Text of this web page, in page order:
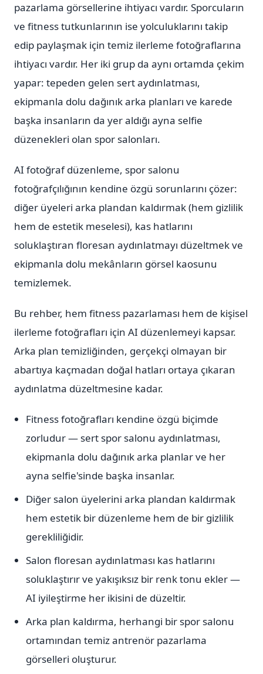
pazarlama görsellerine ihtiyacı vardır. Sporcuların
ve fitness tutkunlarının ise yolculuklarını takip
edip paylaşmak için temiz ilerleme fotoğraflarına
ihtiyacı vardır. Her iki grup da aynı ortamda çekim
yapar: tepeden gelen sert aydınlatması,
ekipmanla dolu dağınık arka planları ve karede
başka insanların da yer aldığı ayna selfie
düzenekleri olan spor salonları.
AI fotoğraf düzenleme, spor salonu
fotoğrafçılığının kendine özgü sorunlarını çözer:
diğer üyeleri arka plandan kaldırmak (hem gizlilik
hem de estetik meselesi), kas hatlarını
soluklaştıran floresan aydınlatmayı düzeltmek ve
ekipmanla dolu mekânların görsel kaosunu
temizlemek.
Bu rehber, hem fitness pazarlaması hem de kişisel
ilerleme fotoğrafları için AI düzenlemeyi kapsar.
Arka plan temizliğinden, gerçekçi olmayan bir
abartıya kaçmadan doğal hatları ortaya çıkaran
aydınlatma düzeltmesine kadar.
Fitness fotoğrafları kendine özgü biçimde
zorludur — sert spor salonu aydınlatması,
ekipmanla dolu dağınık arka planlar ve her
ayna selfie'sinde başka insanlar.
Diğer salon üyelerini arka plandan kaldırmak
hem estetik bir düzenleme hem de bir gizlilik
gerekliliğidir.
Salon floresan aydınlatması kas hatlarını
soluklaştırır ve yakışıksız bir renk tonu ekler —
AI iyileştirme her ikisini de düzeltir.
Arka plan kaldırma, herhangi bir spor salonu
ortamından temiz antrenör pazarlama
görselleri oluşturur.